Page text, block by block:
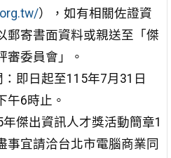
），如有相關佐證資
郵寄書面資料或親送至「傑
審委員會」。
即日起至115年7月31日
午6時止。
傑出資訊人才獎活動簡章1
事宜請洽台北市電腦商業同